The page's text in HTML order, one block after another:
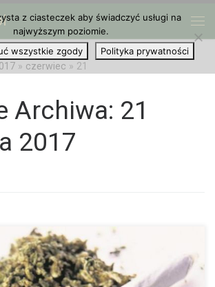
» czerwiec » 21
Archiwa: 21
2017
z ciasteczek aby świadczyć usługi na
najwyższym poziomie.
wszystkie zgody Polityka prywatności